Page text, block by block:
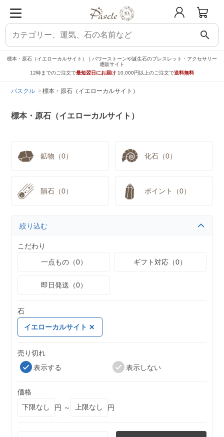
search
標本・原石（イエローカルサイト）｜パワーストーンや誕生石のブレスレット・アクセサリー
通販サイト
12時までのご注文で最短翌日にお届け 10,000円以上のご注文で送料無料
パスクル 標本・原石（イエローカルサイト）
標本・原石（イエローカルサイト）
鉱物（0） 化石（0）
隕石（0） ポイント（0）
絞り込む
こだわり
一点もの（0）
ギフト対応（0）
即日発送（0）
石
イエローカルサイト
売り切れ
表示する
表示しない
価格
円 ～
円